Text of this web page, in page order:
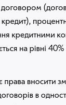
кредитними
на рівні
права вносити
в